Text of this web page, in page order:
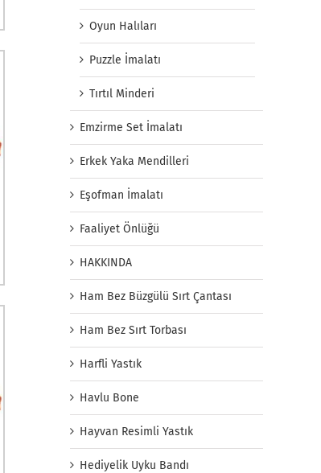
Oyun Halıları
Puzzle İmalatı
Tırtıl Minderi
Emzirme Set İmalatı
Erkek Yaka Mendilleri
Eşofman İmalatı
Faaliyet Önlüğü
HAKKINDA
Ham Bez Büzgülü Sırt Çantası
Ham Bez Sırt Torbası
Harfli Yastık
Havlu Bone
Hayvan Resimli Yastık
Hediyelik Uyku Bandı